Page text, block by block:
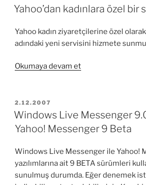
reklam
sistemi”
TARIHI
Yahoo’dan kadınlara özel bir
Yahoo kadın ziyaretçilerine özel olarak
adındaki yeni servisini hizmete
Okumaya devam et“Yahoo’dan
servis:
Shine”
YAYIM
TARIHI
2.12.2007
Windows Live Messenger
Yahoo! Messenger 9 Beta
Windows Live Messenger ile Yahoo!
yazılımlarına ait 9 BETA sürümleri
sunulmuş durumda. Eğer denemek